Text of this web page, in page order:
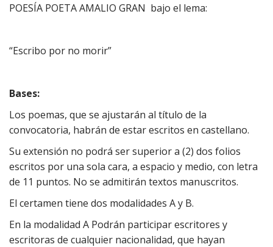
POESÍA POETA AMALIO GRAN bajo el lema:
“Escribo por no morir”
Bases:
Los poemas, que se ajustarán al título de la
convocatoria, habrán de estar escritos en castellano.
Su extensión no podrá ser superior a (2) dos folios
escritos por una sola cara, a espacio y medio, con letra
de 11 puntos. No se admitirán textos manuscritos.
El certamen tiene dos modalidades A y B.
En la modalidad A Podrán participar escritores y
escritoras de cualquier nacionalidad, que hayan